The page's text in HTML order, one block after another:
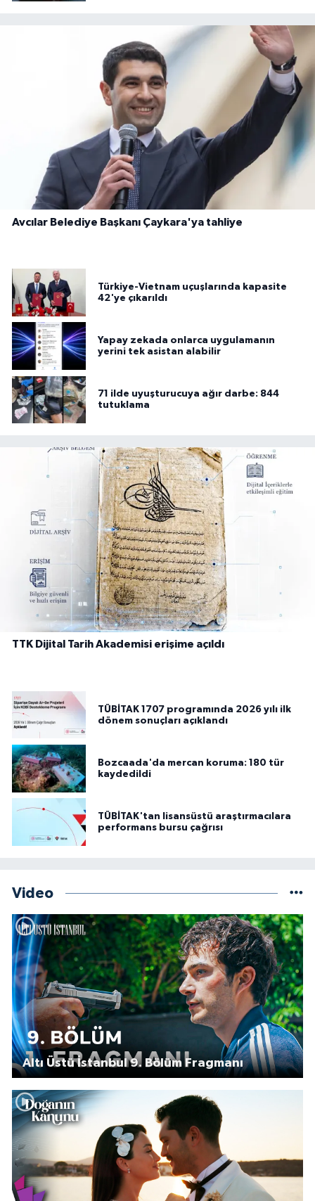
Avcılar Belediye Başkanı Çaykara'ya tahliye
Türkiye-Vietnam uçuşlarında kapasite
42'ye çıkarıldı
Yapay zekada onlarca uygulamanın
yerini tek asistan alabilir
71 ilde uyuşturucuya ağır darbe: 844
tutuklama
TTK Dijital Tarih Akademisi erişime açıldı
TÜBİTAK 1707 programında 2026 yılı ilk
dönem sonuçları açıklandı
Bozcaada'da mercan koruma: 180 tür
kaydedildi
TÜBİTAK'tan lisansüstü araştırmacılara
performans bursu çağrısı
Video
Altı Üstü İstanbul 9. Bölüm Fragmanı